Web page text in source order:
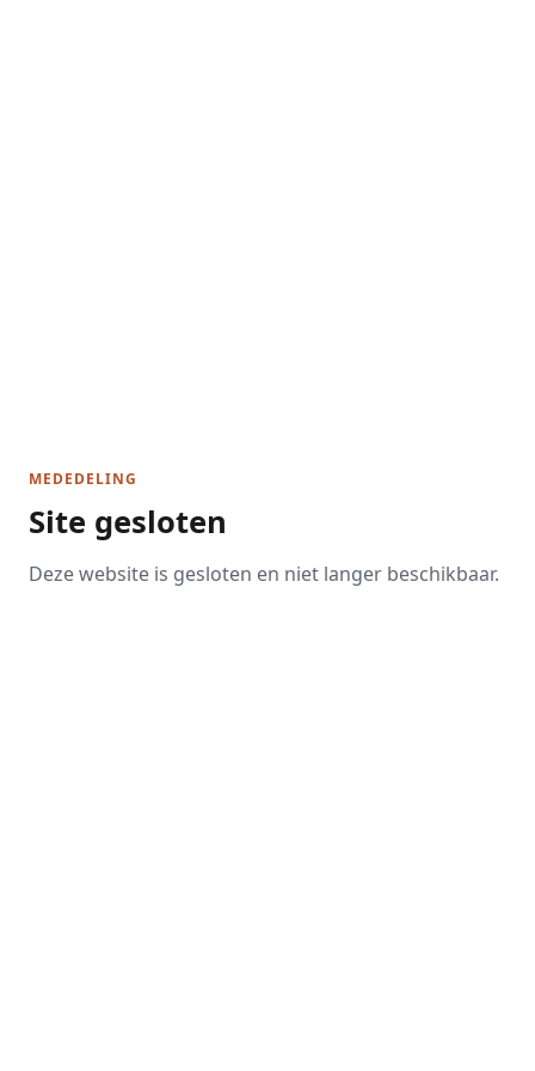
MEDEDELING
Site gesloten
Deze website is gesloten en niet langer beschikbaar.